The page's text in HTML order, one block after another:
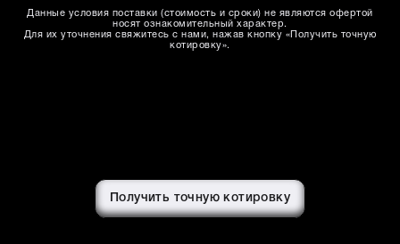
Данные условия поставки (стоимость и сроки) не являются офертой
носят ознакомительный характер.
Для их уточнения свяжитесь с нами, нажав кнопку «Получить точную
котировку».
Получить точную котировку